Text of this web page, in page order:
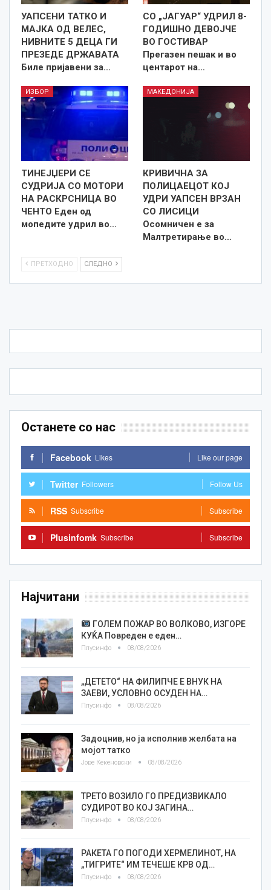
УАПСЕНИ ТАТКО И
МАЈКА ОД ВЕЛЕС,
НИВНИТЕ 5 ДЕЦА ГИ
ПРЕЗЕДЕ ДРЖАВАТА
Биле пријавени за…
СО „ЈАГУАР“ УДРИЛ 8-
ГОДИШНО ДЕВОЈЧЕ
ВО ГОСТИВАР
Прегазен пешак и во
центарот на…
ИЗБОР
ТИНЕЈЏЕРИ СЕ
СУДРИЈА СО МОТОРИ
НА РАСКРСНИЦА ВО
ЧЕНТО Еден од
мопедите удрил во…
МАКЕДОНИЈА
КРИВИЧНА ЗА
ПОЛИЦАЕЦОТ КОЈ
УДРИ УАПСЕН ВРЗАН
СО ЛИСИЦИ
Осомничен е за
Малтретирање во…
ПРЕТХОДНО СЛЕДНО
Останете со нас
Facebook Likes Like our page
Twitter Followers Follow Us
RSS Subscribe Subscribe
Plusinfomk Subscribe Subscribe
Најчитани
ГОЛЕМ ПОЖАР ВО ВОЛКОВО, ИЗГОРЕ
КУЌА Повреден е еден…
Плусинфо 08/08/2026
„ДЕТЕТО“ НА ФИЛИПЧЕ Е ВНУК НА
ЗАЕВИ, УСЛОВНО ОСУДЕН НА…
Плусинфо 08/08/2026
Задоцнив, но ја исполнив желбата на
мојот татко
Јове Кекеновски 08/08/2026
ТРЕТО ВОЗИЛО ГО ПРЕДИЗВИКАЛО
СУДИРОТ ВО КОЈ ЗАГИНА…
Плусинфо 08/08/2026
РАКЕТА ГО ПОГОДИ ХЕРМЕЛИНОТ, НА
„ТИГРИТЕ“ ИМ ТЕЧЕШЕ КРВ ОД…
Плусинфо 08/08/2026